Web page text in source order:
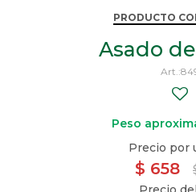
PRODUCTO
Asado
Peso
$ 658